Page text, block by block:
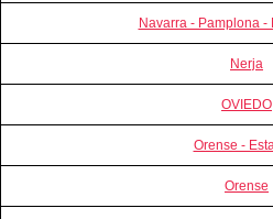
Navarra - Pamplona -
Nerja
OVIEDO
Orense -
Orense